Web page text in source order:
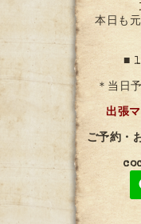
本日も
■
＊当日
出張
ご予約・